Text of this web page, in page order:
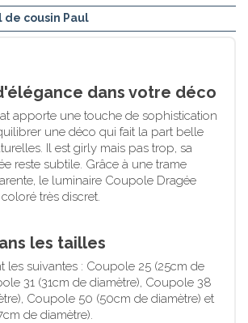
de cousin Paul
dans votre déco
apporte une touche de sophistication
une déco qui fait la part belle
Il est girly mais pas trop, sa
reste subtile. Grâce à une trame
le luminaire Coupole Dragée
très discret.
les tailles
les suivantes : Coupole 25 (25cm de
31 (31cm de diamètre), Coupole 38
Coupole 50 (50cm de diamètre) et
de diamètre).